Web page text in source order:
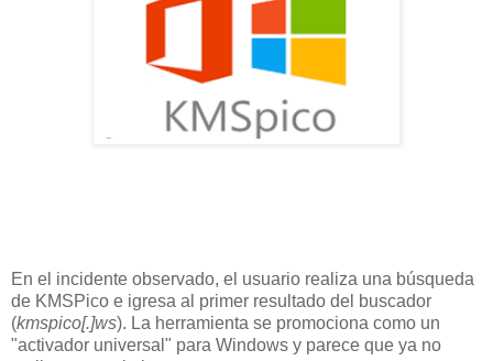
En el incidente observado, el usuario realiza una búsqueda
de KMSPico e igresa al primer resultado del buscador
(kmspico[.]ws). La herramienta se promociona como un
"activador universal" para Windows y parece que ya no